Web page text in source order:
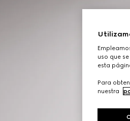
uso que
esta
Para
nuestra